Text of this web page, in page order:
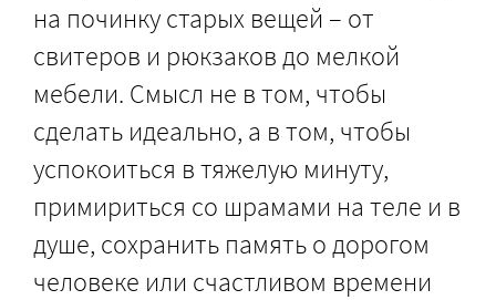
на починку старых вещей – от
свитеров и рюкзаков до мелкой
мебели. Смысл не в том, чтобы
сделать идеально, а в том, чтобы
успокоиться в тяжелую минуту,
примириться со шрамами на теле и в
душе, сохранить память о дорогом
человеке или счастливом времени